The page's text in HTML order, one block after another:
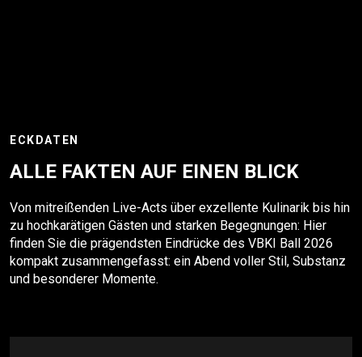
ECKDATEN
ALLE FAKTEN AUF EINEN BLICK
Von mitreißenden Live-Acts über exzellente Kulinarik bis hin
zu hochkarätigen Gästen und starken Begegnungen: Hier
finden Sie die prägendsten Eindrücke des VBKI Ball 2026
kompakt zusammengefasst: ein Abend voller Stil, Substanz
und besonderer Momente.